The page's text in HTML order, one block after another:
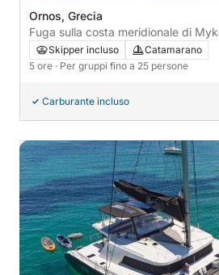
Ornos, Grecia
Fuga sulla costa meridionale di
mezza giornata in catamarano
Skipper incluso
Catamarano
5 ore · Per gruppi fino a 25 persone
Carburante incluso